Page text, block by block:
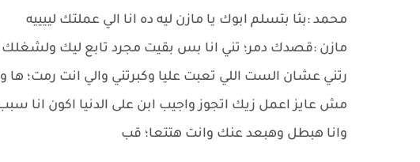
محمد :بئا بتسلم ابوك يا مازن ليه ده انا الي عملتك لييييه
مازن :قصدك دمر؛ تني انا بس بقيت مجرد تابع ليك
رتني عشان الست اللي تعبت عليا وكبرتني والي انت رمت؛
مش عايز اعمل زيك اتجوز واجيب ابن على الدنيا اكون انا
وانا هبطل وهبعد عنك وانت هتتعا؛ قب